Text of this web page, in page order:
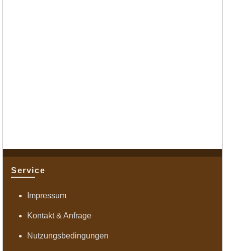
Service
Impressum
Kontakt & Anfrage
Nutzungsbedingungen